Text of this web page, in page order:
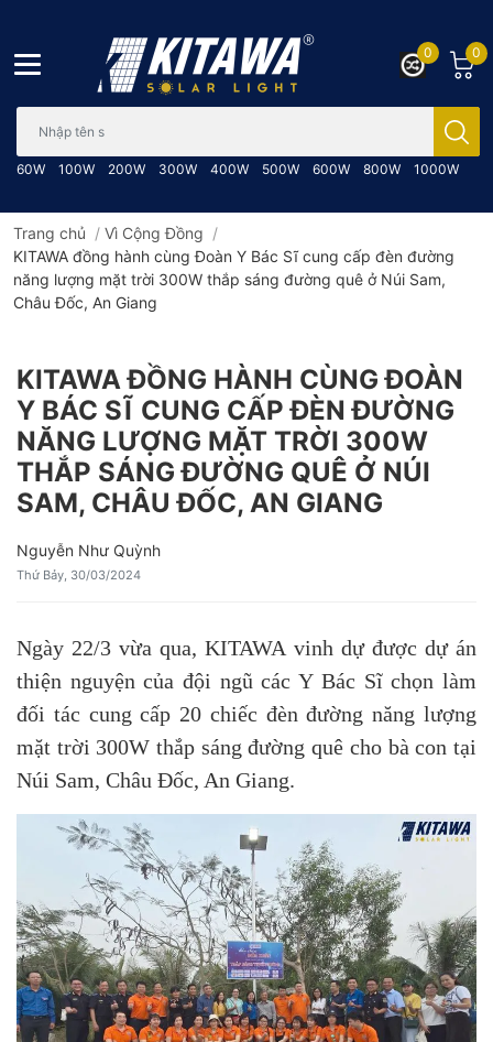
60W 100W 200W 300W 400W 500W 600W 800W 1000W
0
0
Trang chủ / Vì Cộng Đồng /
KITAWA đồng hành cùng Đoàn Y Bác Sĩ cung cấp đèn đường
năng lượng mặt trời 300W thắp sáng đường quê ở Núi Sam,
Châu Đốc, An Giang
KITAWA ĐỒNG HÀNH CÙNG ĐOÀN
Y BÁC SĨ CUNG CẤP ĐÈN ĐƯỜNG
NĂNG LƯỢNG MẶT TRỜI 300W
THẮP SÁNG ĐƯỜNG QUÊ Ở NÚI
SAM, CHÂU ĐỐC, AN GIANG
Nguyễn Như Quỳnh
Thứ Bảy, 30/03/2024
Ngày 22/3 vừa qua, KITAWA vinh dự được dự án
thiện nguyện của đội ngũ các Y Bác Sĩ chọn làm
đối tác cung cấp 20 chiếc đèn đường năng lượng
mặt trời 300W thắp sáng đường quê cho bà con tại
Núi Sam, Châu Đốc, An Giang.